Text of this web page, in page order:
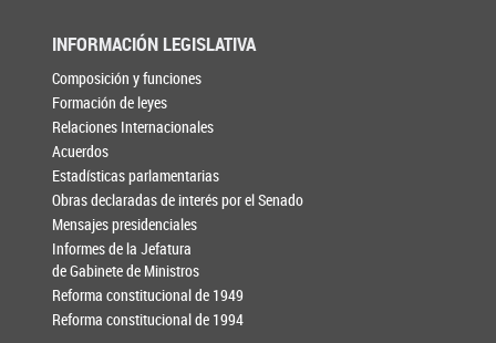
INFORMACIÓN LEGISLATIVA
Composición y funciones
Formación de leyes
Relaciones Internacionales
Acuerdos
Estadísticas parlamentarias
Obras declaradas de interés por el Senado
Mensajes presidenciales
Informes de la Jefatura
de Gabinete de Ministros
Reforma constitucional de 1949
Reforma constitucional de 1994